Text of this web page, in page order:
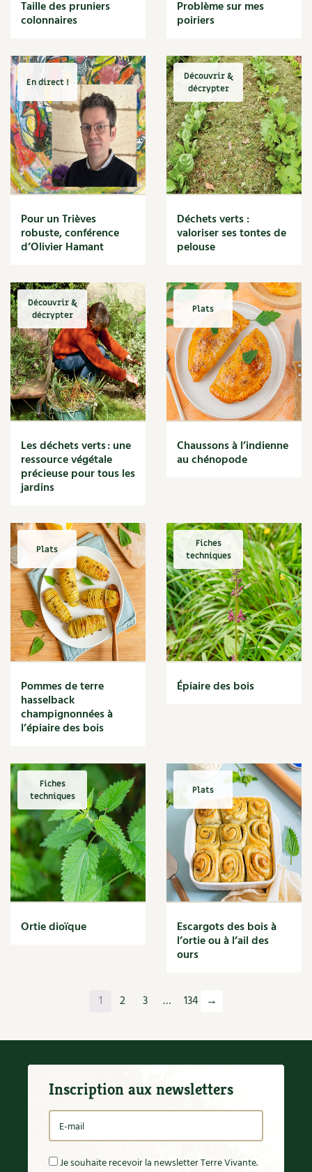
Cuisine saine
Décoration
DIY
Eau
Énergie
Enfants
Expérimentation
Fleur
Jardin bio
Légumes
Légumineuse
Maïs doux
Maison saine
Mare
Marie Chioca
Marmite
Massage
Matériaux
Maux
Méditerranéen
Menace
Mésange
Microflore
Migraine
Mode de culture
Montagne
Moutarde
Multiplication
Muret
Muscade
Musique
Narcisse
Nature
Nettoyage
Nichoir
Noisette
Noix
Nourriture
Nuisibles
Numérique
Nutriments
Observation
Œuf
Oignon
Oiseaux
Olivier
Optimiser l'espace
Paille
Panais
Parasite
Partenariat
Participatif
Patate douce
Taille des pruniers
colonnaires
Problème sur mes
poiriers
En direct !
Pour un Trièves
robuste, conférence
d’Olivier Hamant
Découvrir &
décrypter
Déchets verts :
valoriser ses tontes de
pelouse
Découvrir &
décrypter
Les déchets verts : une
ressource végétale
précieuse pour tous les
jardins
Plats
Chaussons à l’indienne
au chénopode
Plats
Pommes de terre
hasselback
champignonnées à
l’épiaire des bois
Fiches
techniques
Épiaire des bois
Fiches
techniques
Ortie dioïque
Plats
Escargots des bois à
l’ortie ou à l’ail des
ours
1 2 3 … 134 →
Inscription aux newsletters
Je souhaite recevoir la newsletter Terre Vivante.